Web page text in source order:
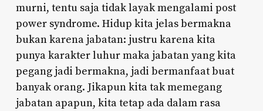
murni, tentu saja tidak layak mengalami post
power syndrome. Hidup kita jelas bermakna
bukan karena jabatan: justru karena kita
punya karakter luhur maka jabatan yang kita
pegang jadi bermakna, jadi bermanfaat buat
banyak orang. Jikapun kita tak memegang
jabatan apapun, kita tetap ada dalam rasa